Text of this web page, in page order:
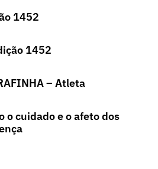
1452
1452
– Atleta
o cuidado e o afeto dos